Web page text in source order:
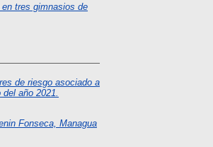
tres gimnasios de
de riesgo asociado a
año 2021.
Fonseca, Managua